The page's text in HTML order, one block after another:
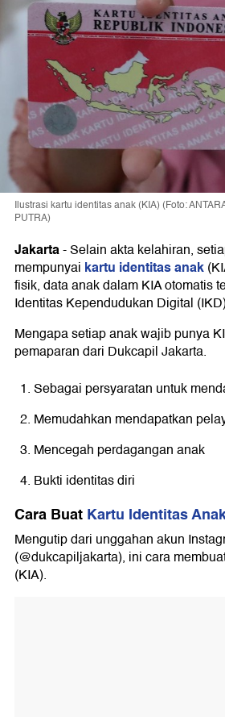
Ilustrasi kartu identitas anak (KIA) (Foto:
PUTRA)
Jakarta-Selain akta kelahiran,
mempunyai kartu identitas anak
fisik, data anak dalam KIA otomatis
Identitas Kependudukan Digital
Mengapa setiap anak wajib punya
pemaparan dari Dukcapil Jakarta.
Sebagai persyaratan untuk
Memudahkan mendapatkan
Mencegah perdagangan anak
Bukti identitas diri
Cara Buat Kartu Identitas
Mengutip dari unggahan akun
(@dukcapiljakarta), ini cara
(KIA).